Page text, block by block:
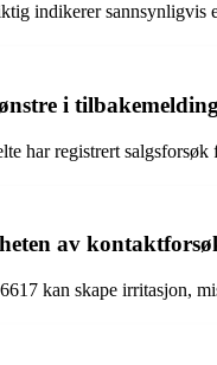
indikerer sannsynligvis
i
har registrert
av
kan skape irritasjon,